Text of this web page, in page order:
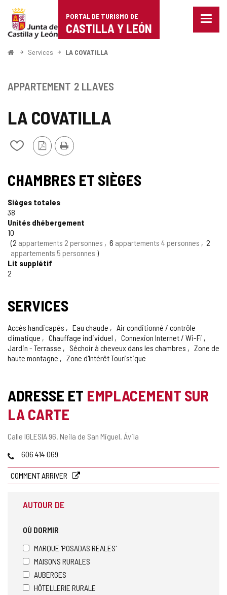
Portal
de
Turismo
Castilla
León
PORTAL DE TURISMO DE
CASTILLA Y LEÓN
Menu
<
Services LA COVATILLA
LA COVATILLA
Ajouter/retirer
de
cahiers
Version
PDF
Imprimer
APPARTEMENT 2 LLAVES
CHAMBRES ET SIÈGES
Sièges totales
38
Unités dhébergement
10
2 appartements 2 personnes 6 appartements 4 personnes
2
appartements 5 personnes
Lit supplétif
2
SERVICES
Accès handicapés Eau chaude
Air conditionné / contrôle
climatique
Chauffage individuel
Connexion Internet / Wi-Fi
Jardin - Terrasse
Séchoir à cheveux dans les chambres
Zone de
haute montagne
Zone d'Intérêt Touristique
ADRESSE ET EMPLACEMENT SUR
LA CARTE
Adresse
Calle IGLESIA 96. Neila de San Miguel. Ávila
Téléphones
606 414 069
COMMENT ARRIVER
AUTOUR DE
OÙ DORMIR
MARQUE 'POSADAS REALES'
MAISONS RURALES
AUBERGES
HÔTELLERIE RURALE